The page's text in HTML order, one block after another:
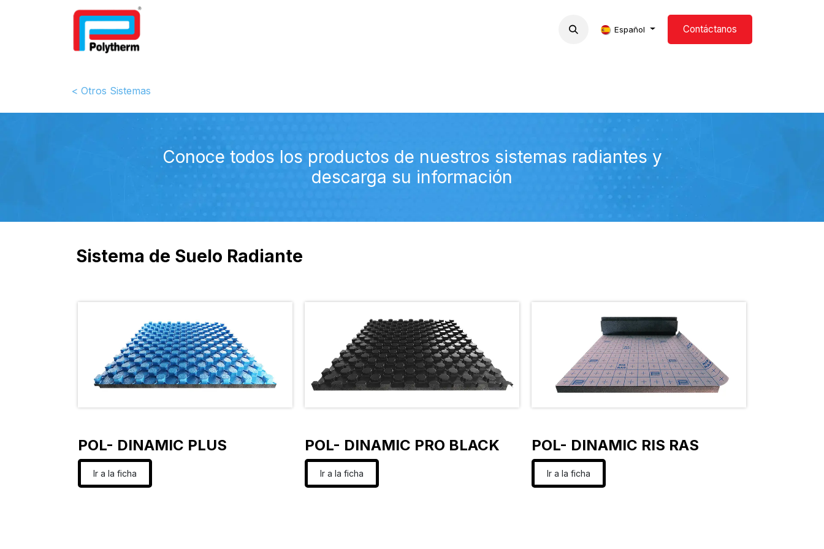
Formación Blog
Español Contáctanos
< Otros Sistemas
Conoce todos los productos de nuestros sistemas radiantes y
descarga su información
Sistema de Suelo Radiante
POL- DINAMIC PLUS
Ir a la ficha
POL- DINAMIC PRO BLACK
Ir a la ficha
POL- DINAMIC RIS RAS
Ir a la ficha